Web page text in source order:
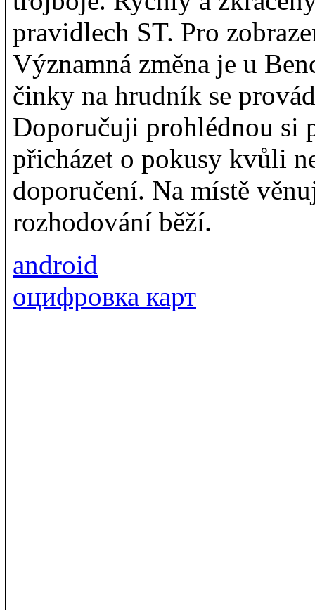
pravidlech ST. Pro
Významná změna je u
činky na hrudník se
Doporučuji prohlédnou si
přicházet o pokusy kvůli
doporučení. Na místě
rozhodování běží.
android
оцифровка карт